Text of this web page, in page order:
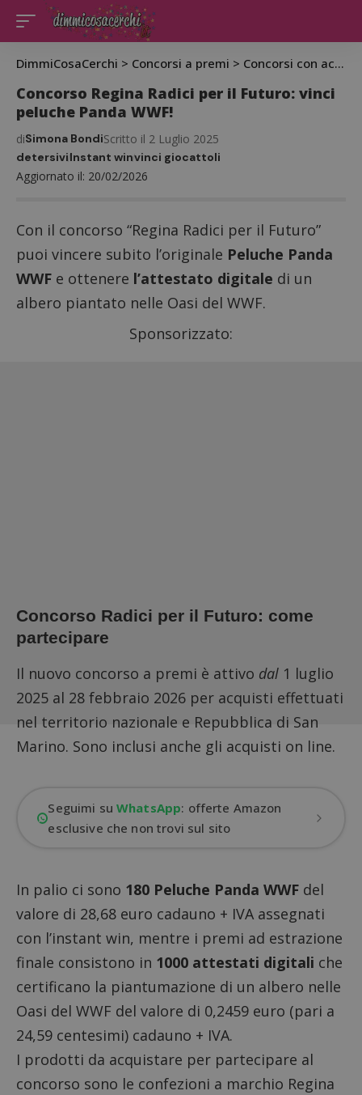
DimmiCosaCerchi > Concorsi a premi > Concorsi con acquisto
Concorso Regina Radici per il Futuro: vinci
peluche Panda WWF!
Aggiornato il: 20/02/2026
diSimona BondiScritto il 2 Luglio 2025
detersiviInstant winvinci giocattoli
Con il concorso “Regina Radici per il Futuro”
puoi vincere subito l’originale Peluche Panda
WWF e ottenere l’attestato digitale di un
albero piantato nelle Oasi del WWF.
Sponsorizzato:
Concorso Radici per il Futuro: come
partecipare
Il nuovo concorso a premi è attivo dal 1 luglio
2025 al 28 febbraio 2026 per acquisti effettuati
nel territorio nazionale e Repubblica di San
Marino. Sono inclusi anche gli acquisti on line.
Seguimi suWhatsApp: offerte Amazon
esclusive che non trovi sul sito
In palio ci sono 180 Peluche Panda WWF del
valore di 28,68 euro cadauno + IVA assegnati
con l’instant win, mentre i premi ad estrazione
finale consistono in 1000 attestati digitali che
certificano la piantumazione di un albero nelle
Oasi del WWF del valore di 0,2459 euro (pari a
24,59 centesimi) cadauno + IVA.
I prodotti da acquistare per partecipare al
concorso sono le confezioni a marchio Regina